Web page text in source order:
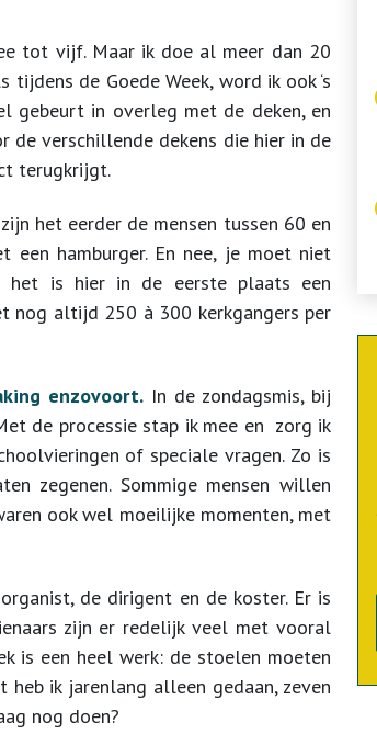
tot vijf. Maar ik doe al meer dan 20
tijdens de Goede Week, word ik ook ‘s
gebeurt in overleg met de deken, en
de verschillende dekens die hier in de
terugkrijgt.
het eerder de mensen tussen 60 en
een hamburger. En nee,je moet niet
het is hier in de eerste plaats een
nog altijd 250 à 300 kerkgangers per
enzovoort.In de zondagsmis, bij
de processie stap ik mee en zorg ik
of speciale vragen. Zo is
zegenen. Sommige mensen willen
ook wel moeilijke momenten, met
de dirigent en de koster. Er is
zijn er redelijk veel met vooral
is een heel werk: de stoelen moeten
ik jarenlang alleen gedaan, zeven
nog doen?